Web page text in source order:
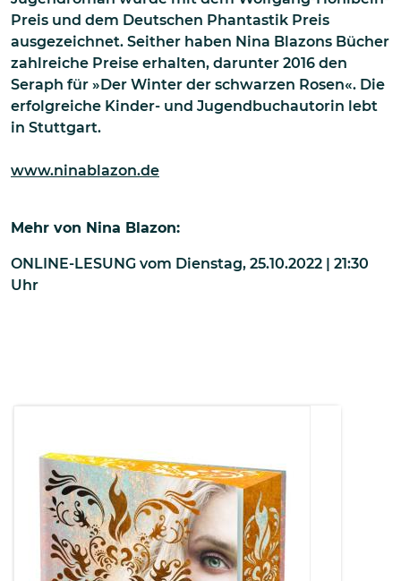
Preis und dem Deutschen Phantastik Preis
ausgezeichnet. Seither haben Nina Blazons Bücher
zahlreiche Preise erhalten, darunter 2016 den
Seraph für »Der Winter der schwarzen Rosen«. Die
erfolgreiche Kinder- und Jugendbuchautorin lebt
in Stuttgart.
www.ninablazon.de
Mehr von Nina Blazon:
ONLINE-LESUNG vom Dienstag, 25.10.2022 | 21:30
Uhr